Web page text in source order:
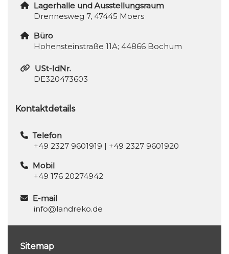
Lagerhalle und Ausstellungsraum
Drennesweg 7, 47445 Moers
Büro
Hohensteinstraße 11A; 44866 Bochum
USt-IdNr.
DE320473603
Kontaktdetails
Telefon
+49 2327 9601919 | +49 2327 9601920
Mobil
+49 176 20274942
E-mail
info@landreko.de
Sitemap